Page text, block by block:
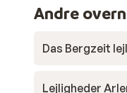
Andre
Das Bergzeit
Lejligheder